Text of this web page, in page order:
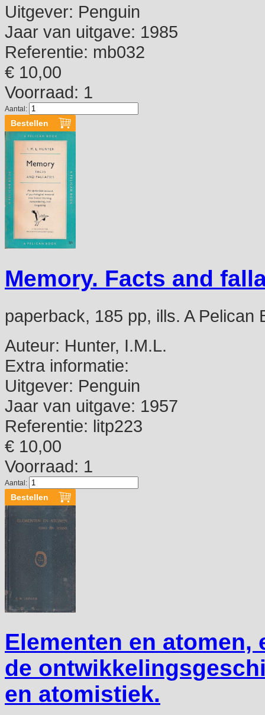
Uitgever: Penguin
Jaar van uitgave: 1985
Referentie: mb032
€ 10,00
Voorraad: 1
Aantal:
Memory. Facts and
paperback, 185 pp, ills. A Pelican
Auteur: Hunter, I.M.L.
Extra informatie:
Uitgever: Penguin
Jaar van uitgave: 1957
Referentie: litp223
€ 10,00
Voorraad: 1
Aantal:
Elementen en atomen,
de
en atomistiek.